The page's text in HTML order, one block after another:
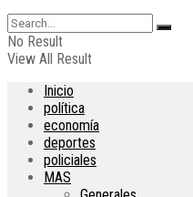
No Result
View All Result
Inicio
política
economía
deportes
policiales
MAS